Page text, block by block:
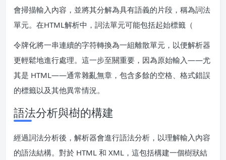
會掃描輸入內容，並將其分解為具有語義的片段，稱為詞法
單元。在HTML解析中，詞法單元可能包括起始標籤（
令牌化將一串連續的字符轉換為一組離散單元，以便解析器
更輕鬆地進行處理。這一步至關重要，因為原始輸入——尤
其是 HTML——通常雜亂無章，包含多餘的空格、格式錯誤
的標籤以及其他異常情況。
語法分析與樹的構建
經過詞法分析後，解析器會進行語法分析，以理解輸入內容
的語法結構。對於 HTML 和 XML，這包括構建一個樹狀結